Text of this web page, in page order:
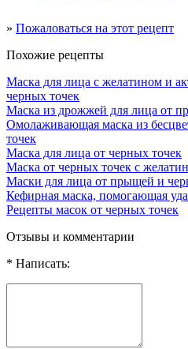
» Пожаловаться на этот рецепт
Похожие рецепты
Маска для лица с желатином и
черных точек
Маска из дрожжей для лица от
Омолаживающая маска из
точек
Маска для лица от черных точек
Маска от черных точек с
Маски для лица от прыщей и
Кефирная маска, помогающая
Рецепты масок от черных точек
Отзывы и комментарии
* Написать: